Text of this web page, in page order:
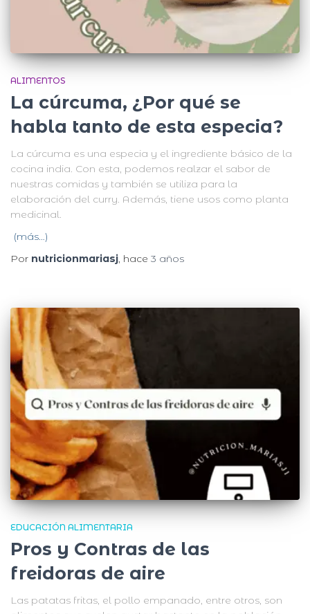
ALIMENTOS
La cúrcuma, ¿Por qué se
habla tanto de esta especia?
La cúrcuma es una especia y el ingrediente básico de la
cocina india. Con esta, podemos realzar el sabor de
nuestras comidas y también se utiliza para la
elaboración del curry. Además, tiene usos como planta
medicinal.
(más…)
Por nutricionmariasj, hace 3 años
EDUCACIÓN ALIMENTARIA
Pros y Contras de las
freidoras de aire
Las patatas fritas, el pollo empanado, entre otros, son